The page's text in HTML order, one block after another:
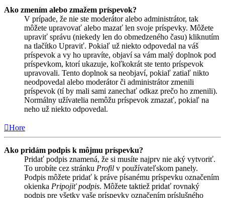
Ako zmením alebo zmažem príspevok?
V prípade, že nie ste moderátor alebo administrátor, tak
môžete upravovať alebo mazať len svoje príspevky. Môžete
upraviť správu (niekedy len do obmedzeného času) kliknutím
na tlačítko Upraviť. Pokiaľ už niekto odpovedal na váš
príspevok a vy ho upravíte, objaví sa vám malý doplnok pod
príspevkom, ktorí ukazuje, koľkokrát ste tento príspevok
upravovali. Tento doplnok sa neobjaví, pokiaľ zatiaľ nikto
neodpovedal alebo moderátor či administrátor zmenili
príspevok (tí by mali sami zanechať odkaz prečo ho zmenili).
Normálny užívatelia nemôžu príspevok zmazať, pokiaľ na
neho už niekto odpovedal.
Hore
Ako pridám podpis k môjmu príspevku?
Pridať podpis znamená, že si musíte najprv nie aký vytvoriť.
To urobíte cez stránku Profil v používateľskom panely.
Podpis môžete pridať k práve písanému príspevku označením
okienka Pripojiť podpis. Môžete taktiež pridať rovnaký
podpis pre všetky vaše príspevky označením príslušného